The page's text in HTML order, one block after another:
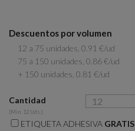
Descuentos por volumen
12 a 75 unidades, 0.91 €/ud
75 a 150 unidades, 0.86 €/ud
+ 150 unidades, 0.81 €/ud
Cantidad
(Min. 12 Uds.)
ETIQUETA ADHESIVA GRATIS